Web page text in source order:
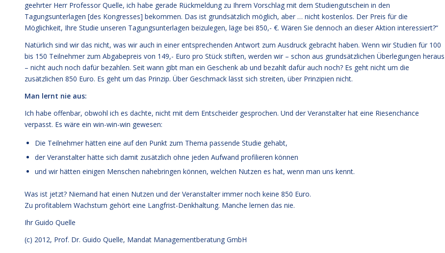
geehrter Herr Professor Quelle, ich habe gerade Rückmeldung zu Ihrem Vorschlag mit dem Studiengutschein in den
Tagungsunterlagen [des Kongresses] bekommen. Das ist grundsätzlich möglich, aber … nicht kostenlos. Der Preis für die
Möglichkeit, Ihre Studie unseren Tagungsunterlagen beizulegen, läge bei 850,- €. Wären Sie dennoch an dieser Aktion interessiert?“
Natürlich sind wir das nicht, was wir auch in einer entsprechenden Antwort zum Ausdruck gebracht haben. Wenn wir Studien für 100
bis 150 Teilnehmer zum Abgabepreis von 149,- Euro pro Stück stiften, werden wir – schon aus grundsätzlichen Überlegungen heraus
– nicht auch noch dafür bezahlen. Seit wann gibt man ein Geschenk ab und bezahlt dafür auch noch? Es geht nicht um die
zusätzlichen 850 Euro. Es geht um das Prinzip. Über Geschmack lässt sich streiten, über Prinzipien nicht.
Man lernt nie aus:
Ich habe offenbar, obwohl ich es dachte, nicht mit dem Entscheider gesprochen. Und der Veranstalter hat eine Riesenchance
verpasst. Es wäre ein win-win-win gewesen:
Die Teilnehmer hätten eine auf den Punkt zum Thema passende Studie gehabt,
der Veranstalter hätte sich damit zusätzlich ohne jeden Aufwand profilieren können
und wir hätten einigen Menschen nahebringen können, welchen Nutzen es hat, wenn man uns kennt.
Was ist jetzt? Niemand hat einen Nutzen und der Veranstalter immer noch keine 850 Euro.
Zu profitablem Wachstum gehört eine Langfrist-Denkhaltung. Manche lernen das nie.
Ihr Guido Quelle
(c) 2012, Prof. Dr. Guido Quelle, Mandat Managementberatung GmbH